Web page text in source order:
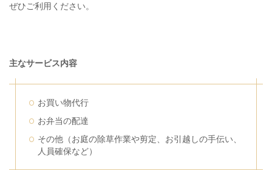
ぜひご利用ください。
主なサービス内容
お買い物代行
お弁当の配達
その他（お庭の除草作業や剪定、お引越しの手伝い、
人員確保など）